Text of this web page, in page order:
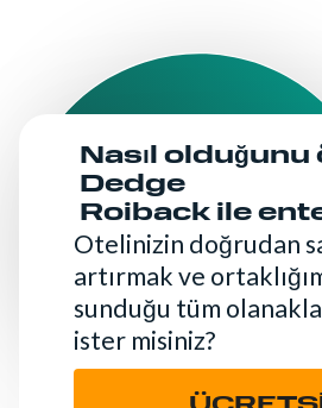
Nasıl olduğunu
Dedge
Roiback ile
Otelinizin doğrudan
artırmak ve
sunduğu tüm
ister misiniz?